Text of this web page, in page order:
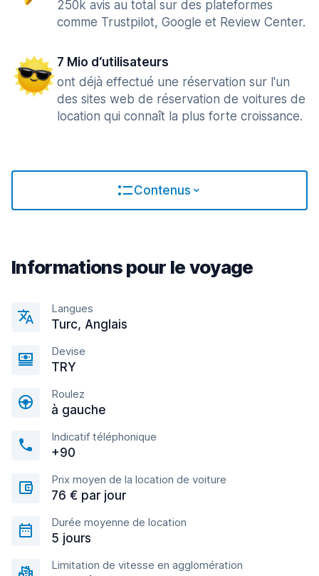
250k avis au total sur des plateformes
comme Trustpilot, Google et Review Center.
7 Mio d‘utilisateurs
ont déjà effectué une réservation sur l'un
des sites web de réservation de voitures de
location qui connaît la plus forte croissance.
Contenus
Informations pour le voyage
Langues
Turc, Anglais
Devise
TRY
Roulez
à gauche
Indicatif téléphonique
+90
Prix moyen de la location de voiture
76 € par jour
Durée moyenne de location
5 jours
Limitation de vitesse en agglomération